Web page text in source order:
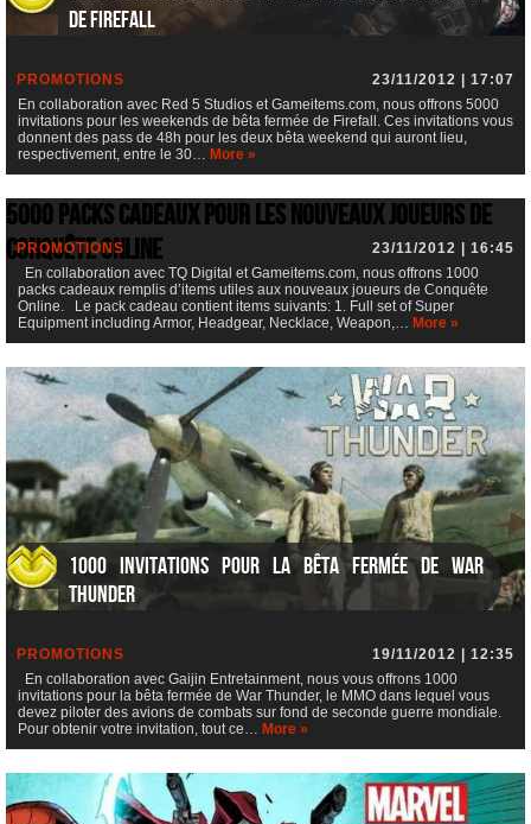
de Firefall
PROMOTIONS
23/11/2012 | 17:07
En collaboration avec Red 5 Studios et Gameitems.com, nous offrons 5000
invitations pour les weekends de bêta fermée de Firefall. Ces invitations vous
donnent des pass de 48h pour les deux bêta weekend qui auront lieu,
respectivement, entre le 30… More »
5000 packs cadeaux pour les nouveaux joueurs de
Conquête Online
PROMOTIONS
23/11/2012 | 16:45
En collaboration avec TQ Digital et Gameitems.com, nous offrons 1000
packs cadeaux remplis d’items utiles aux nouveaux joueurs de Conquête
Online. Le pack cadeau contient items suivants: 1. Full set of Super
Equipment including Armor, Headgear, Necklace, Weapon,… More »
1000 invitations pour la bêta fermée de War
Thunder
PROMOTIONS
19/11/2012 | 12:35
En collaboration avec Gaijin Entretainment, nous vous offrons 1000
invitations pour la bêta fermée de War Thunder, le MMO dans lequel vous
devez piloter des avions de combats sur fond de seconde guerre mondiale.
Pour obtenir votre invitation, tout ce… More »